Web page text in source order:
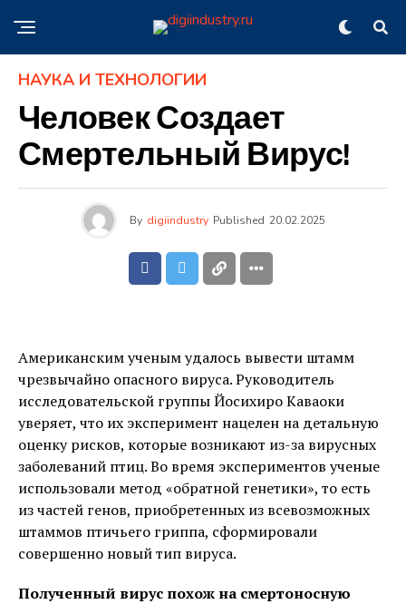
НАУКА И ТЕХНОЛОГИИ
Человек Создает
Смертельный Вирус!
By digiindustry Published 20.02.2025
Американским ученым удалось вывести штамм
чрезвычайно опасного вируса. Руководитель
исследовательской группы Йосихиро Каваоки
уверяет, что их эксперимент нацелен на детальную
оценку рисков, которые возникают из-за вирусных
заболеваний птиц. Во время экспериментов ученые
использовали метод «обратной генетики», то есть
из частей генов, приобретенных из всевозможных
штаммов птичьего гриппа, сформировали
совершенно новый тип вируса.
Полученный вирус похож на смертоносную